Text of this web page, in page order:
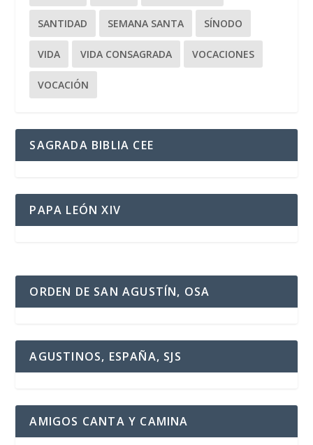
SANTIDAD SEMANA SANTA SÍNODO
VIDA VIDA CONSAGRADA VOCACIONES
VOCACIÓN
SAGRADA BIBLIA CEE
PAPA LEÓN XIV
ORDEN DE SAN AGUSTÍN, OSA
AGUSTINOS, ESPAÑA, SJS
AMIGOS CANTA Y CAMINA